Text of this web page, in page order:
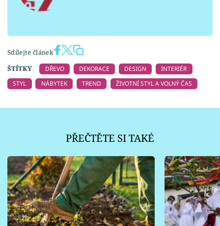
Sdílejte článek
ŠTÍTKY
DŘEVO DEKORACE DESIGN
INTERIÉR
STYL
NÁBYTEK TREND ŽIVOTNÍ STYL A VOLNÝ ČAS
PŘEČTĚTE SI TAKÉ